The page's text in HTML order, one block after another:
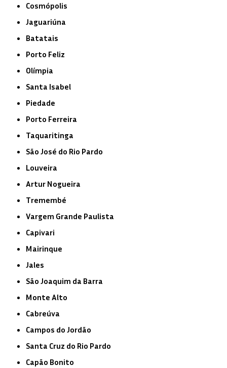
Cosmópolis
Jaguariúna
Batatais
Porto Feliz
Olímpia
Santa Isabel
Piedade
Porto Ferreira
Taquaritinga
São José do Rio Pardo
Louveira
Artur Nogueira
Tremembé
Vargem Grande Paulista
Capivari
Mairinque
Jales
São Joaquim da Barra
Monte Alto
Cabreúva
Campos do Jordão
Santa Cruz do Rio Pardo
Capão Bonito